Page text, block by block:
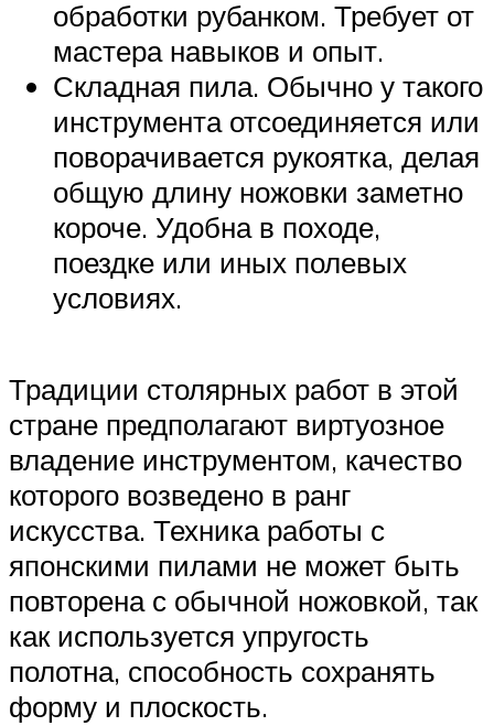
обработки рубанком. Требует от
мастера навыков и опыт.
Складная пила. Обычно у такого
инструмента отсоединяется или
поворачивается рукоятка, делая
общую длину ножовки заметно
короче. Удобна в походе,
поездке или иных полевых
условиях.
Традиции столярных работ в этой
стране предполагают виртуозное
владение инструментом, качество
которого возведено в ранг
искусства. Техника работы с
японскими пилами не может быть
повторена с обычной ножовкой, так
как используется упругость
полотна, способность сохранять
форму и плоскость.